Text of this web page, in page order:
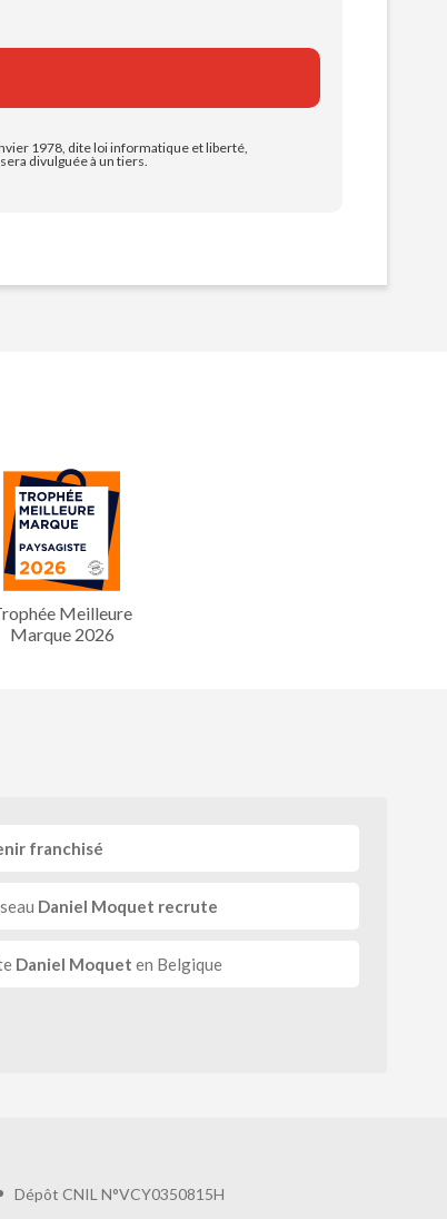
1978, dite loi informatique et liberté,
divulguée à un tiers.
Meilleure
Marque 2026
franchisé
Daniel Moquet recrute
Daniel Moquet en Belgique
Dépôt CNIL N°VCY0350815H